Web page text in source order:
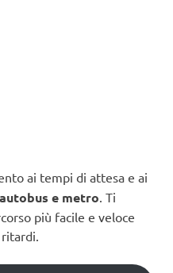
ai tempi di attesa e ai
autobus e metro. Ti
più facile e veloce